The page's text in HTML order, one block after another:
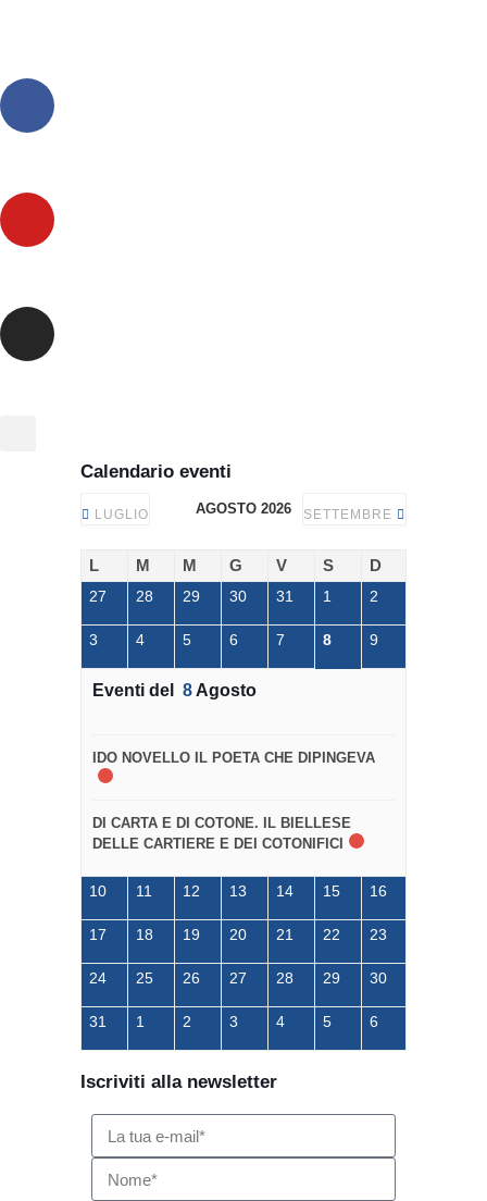
Calendario eventi
LUGLIO AGOSTO 2026 SETTEMBRE
L M M G V S D
27 28 29 30 31 1 2
3 4 5 6 7 8 9
Eventi del 8 Agosto
IDO NOVELLO IL POETA CHE DIPINGEVA
DI CARTA E DI COTONE. IL BIELLESE
DELLE CARTIERE E DEI COTONIFICI
10 11 12 13 14 15 16
17 18 19 20 21 22 23
24 25 26 27 28 29 30
31 1 2 3 4 5 6
Iscriviti alla newsletter